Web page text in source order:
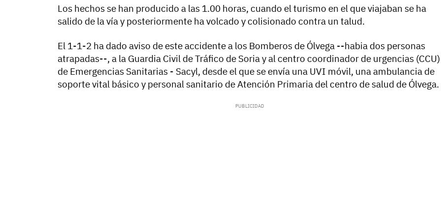
Los hechos se han producido a las 1.00 horas, cuando el turismo en el que viajaban se ha
salido de la vía y posteriormente ha volcado y colisionado contra un talud.
El 1-1-2 ha dado aviso de este accidente a los Bomberos de Ólvega --habia dos personas
atrapadas--, a la Guardia Civil de Tráfico de Soria y al centro coordinador de urgencias (CCU)
de Emergencias Sanitarias - Sacyl, desde el que se envía una UVI móvil, una ambulancia de
soporte vital básico y personal sanitario de Atención Primaria del centro de salud de Ólvega.